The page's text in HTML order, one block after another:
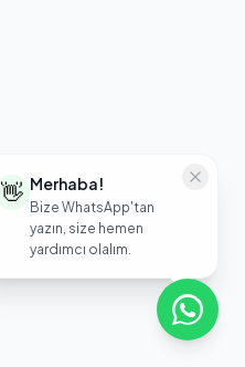
👋 Merhaba!
Bize WhatsApp'tan
yazın, size hemen
yardımcı olalım.